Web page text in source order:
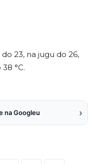
23, na jugu do 26,
°C.
na Googleu ›